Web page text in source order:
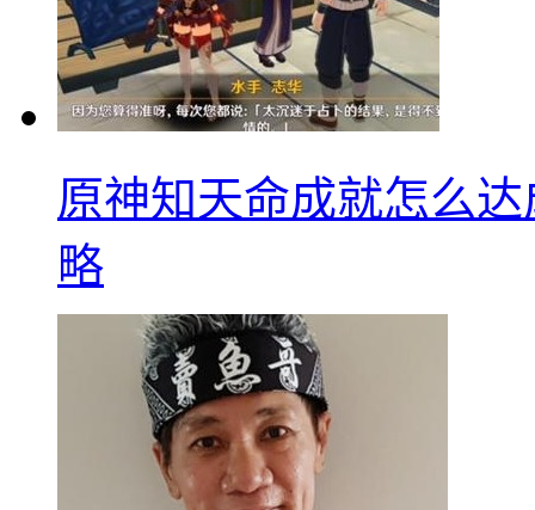
原神知天命成就怎么
略